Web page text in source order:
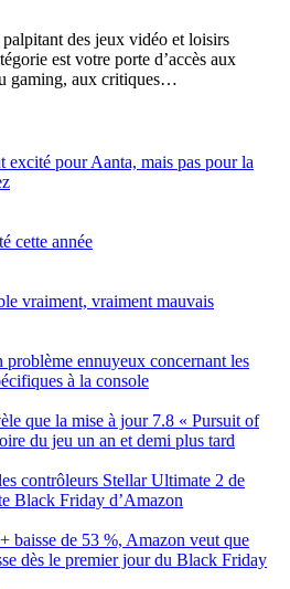
des jeux vidéo et loisirs
est votre porte d’accès aux
gaming, aux critiques…
excité pour Aanta, mais pas pour la
cette année
vraiment, vraiment mauvais
ennuyeux concernant les
à la console
que la mise à jour 7.8 « Pursuit of
du jeu un an et demi plus tard
contrôleurs Stellar Ultimate 2 de
Black Friday d’Amazon
baisse de 53 %, Amazon veut que
dès le premier jour du Black Friday